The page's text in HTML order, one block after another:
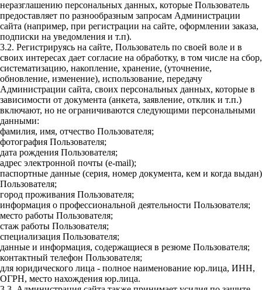
неразглашению персональных данных, которые Пользователь
предоставляет по разнообразным запросам Администрации
сайта (например, при регистрации на сайте, оформлении заказа,
подписки на уведомления и т.п).
3.2. Регистрируясь на сайте, Пользователь по своей воле и в
своих интересах дает согласие на обработку, в том числе на сбор,
систематизацию, накопление, хранение, (уточнение,
обновление, изменение), использование, передачу
Администрации сайта, своих персональных данных, которые в
зависимости от документа (анкета, заявление, отклик и т.п.)
включают, но не ограничиваются следующими персональными
данными:
фамилия, имя, отчество Пользователя;
фотография Пользователя;
дата рождения Пользователя;
адрес электронной почты (e-mail);
паспортные данные (серия, номер документа, кем и когда выдан)
Пользователя;
город проживания Пользователя;
информация о профессиональной деятельности Пользователя;
место работы Пользователя;
стаж работы Пользователя;
специализация Пользователя;
данные и информация, содержащиеся в резюме Пользователя;
контактный телефон Пользователя;
для юридического лица - полное наименование юр.лица, ИНН,
ОГРН, место нахождения юр.лица.